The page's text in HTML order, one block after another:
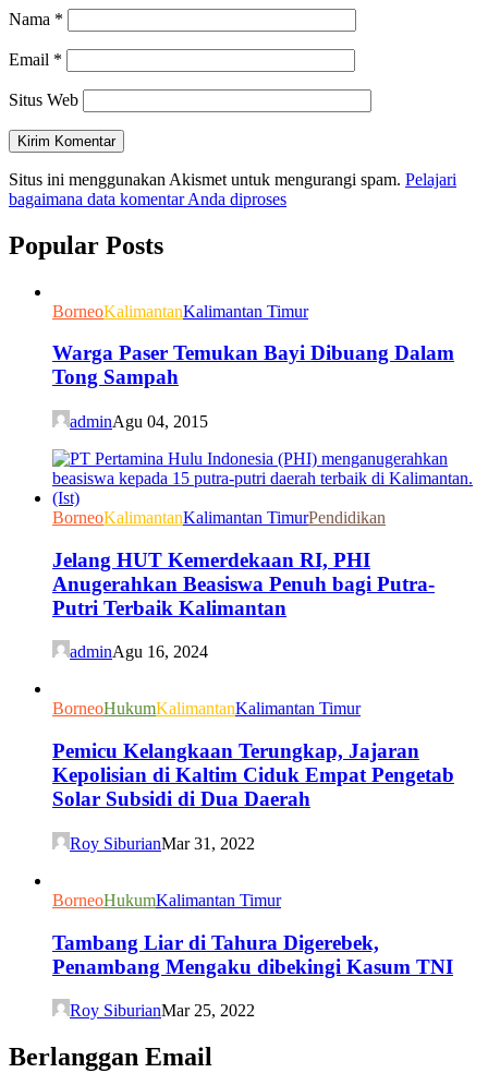
Nama *
Email *
Situs Web
Situs ini menggunakan Akismet untuk mengurangi spam. Pelajari
bagaimana data komentar Anda diproses
Popular Posts
BorneoKalimantanKalimantan Timur
Warga Paser Temukan Bayi Dibuang Dalam
Tong Sampah
adminAgu 04, 2015
BorneoKalimantanKalimantan TimurPendidikan
Jelang HUT Kemerdekaan RI, PHI
Anugerahkan Beasiswa Penuh bagi Putra-
Putri Terbaik Kalimantan
adminAgu 16, 2024
BorneoHukumKalimantanKalimantan Timur
Pemicu Kelangkaan Terungkap, Jajaran
Kepolisian di Kaltim Ciduk Empat Pengetab
Solar Subsidi di Dua Daerah
Roy SiburianMar 31, 2022
BorneoHukumKalimantan Timur
Tambang Liar di Tahura Digerebek,
Penambang Mengaku dibekingi Kasum TNI
Roy SiburianMar 25, 2022
Berlanggan Email